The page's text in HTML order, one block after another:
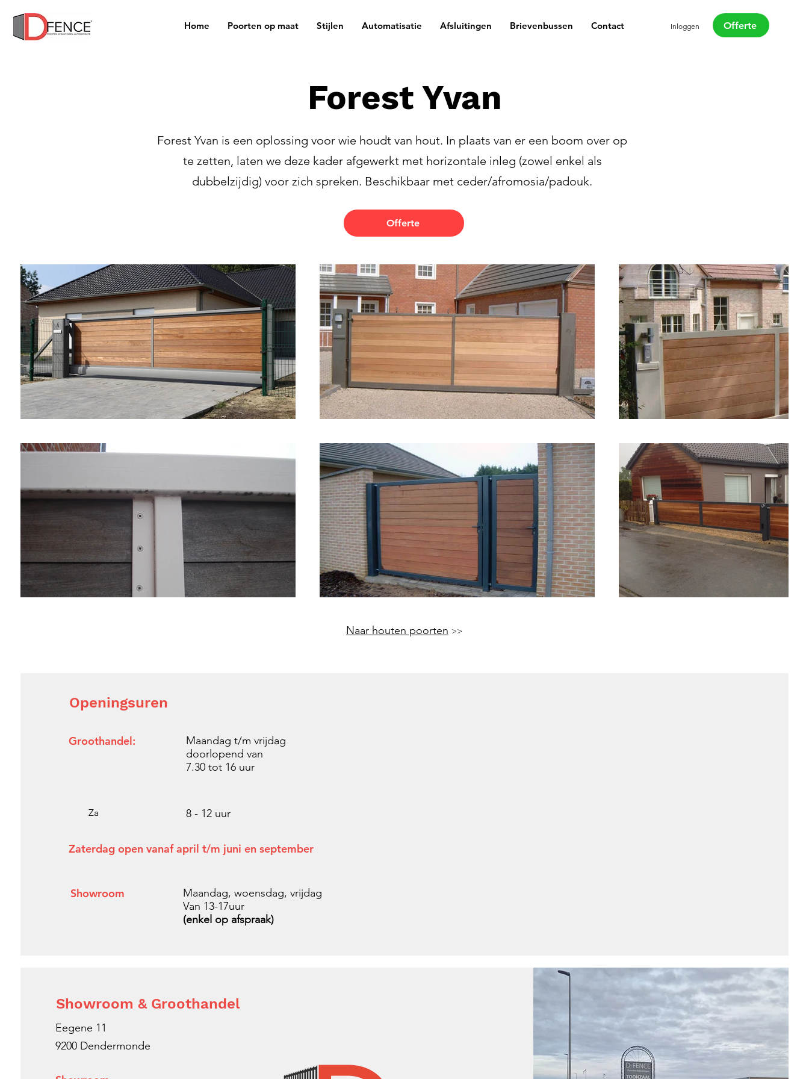
Home Poorten op maat Stijlen Automatisatie Afsluitingen Brievenbussen Contact Inloggen Offerte
Forest Yvan
Forest Yvan is een oplossing voor wie houdt van hout. In plaats van er een boom over op
te zetten, laten we deze kader afgewerkt met horizontale inleg (zowel enkel als
dubbelzijdig) voor zich spreken. Beschikbaar met ceder/afromosia/padouk.
Offerte
Naar houten poorten >>
Openingsuren
Groothandel:
Za
Maandag t/m vrijdag
doorlopend van
7.30 tot16 uur
8 - 12 uur
Zaterdag open vanaf april t/m juni en september
Showroom
Maandag, woensdag, vrijdag
Van 13-17uur
(enkel op afspraak)
Showroom & Groothandel
Eegene 11
9200 Dendermonde